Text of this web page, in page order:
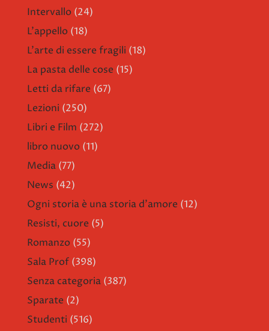
Intervallo (24)
L'appello (18)
L'arte di essere fragili (18)
La pasta delle cose (15)
Letti da rifare (67)
Lezioni (250)
Libri e Film (272)
libro nuovo (11)
Media (77)
News (42)
Ogni storia è una storia d'amore (12)
Resisti, cuore (5)
Romanzo (55)
Sala Prof (398)
Senza categoria (387)
Sparate (2)
Studenti (516)